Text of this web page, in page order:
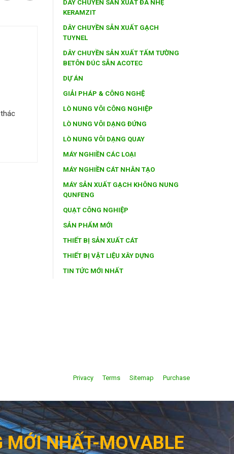
DÂY CHUYỀN SẢN XUẤT ĐÁ NHẸ
KERAMZIT
DÂY CHUYỀN SẢN XUẤT GẠCH
TUYNEL
DÂY CHUYỀN SẢN XUẤT TẤM TƯỜNG
BETÔN ĐÚC SẴN ACOTEC
DỰ ÁN
GIẢI PHÁP & CÔNG NGHỆ
LÒ NUNG VÔI CÔNG NGHIỆP
LÒ NUNG VÔI DẠNG ĐỨNG
LÒ NUNG VÔI DẠNG QUAY
MÁY NGHIỀN CÁC LOẠI
MÁY NGHIỀN CÁT NHÂN TẠO
MÁY SẢN XUẤT GẠCH KHÔNG NUNG
QUNFENG
QUẠT CÔNG NGHIỆP
SẢN PHẨM MỚI
THIẾT BỊ SẢN XUẤT CÁT
THIẾT BỊ VẬT LIỆU XÂY DỰNG
TIN TỨC MỚI NHẤT
Privacy Terms Sitemap Purchase
MỚI NHẤT-MOVABLE